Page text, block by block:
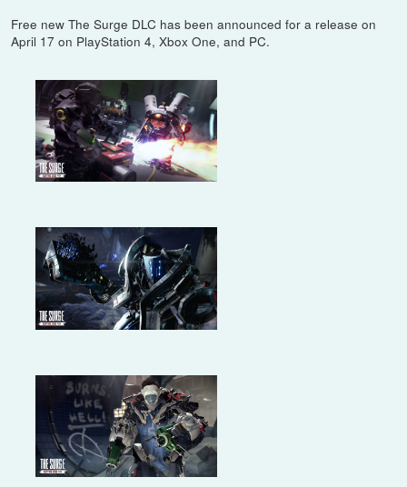
Free new The Surge DLC has been announced for a release on
April 17 on PlayStation 4, Xbox One, and PC.